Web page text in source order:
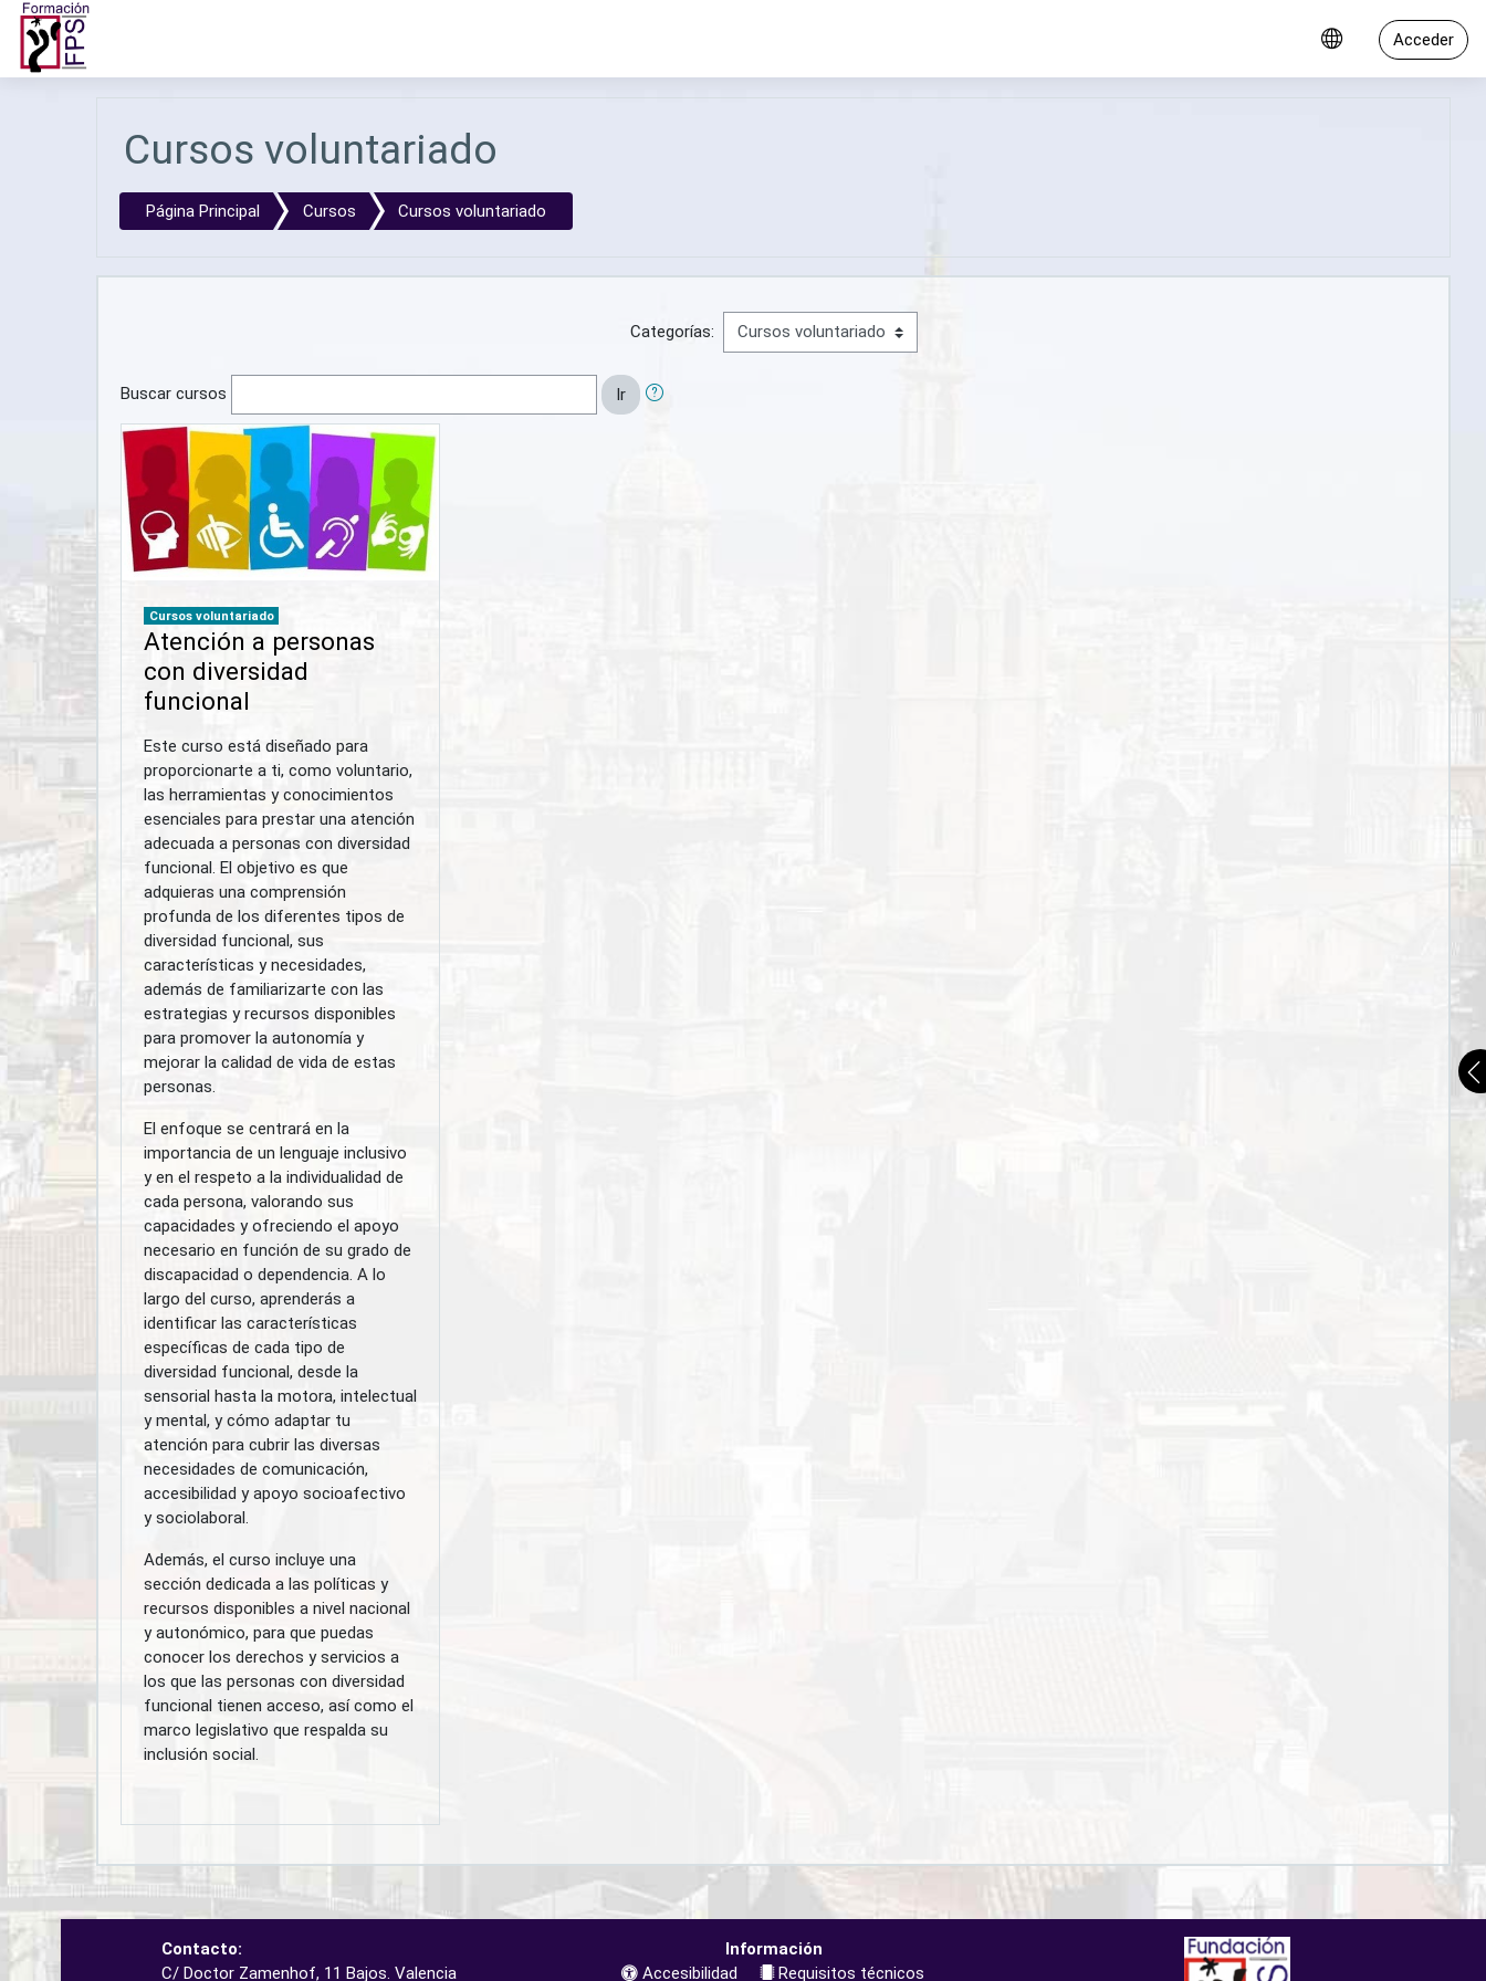
Acceder
Salta al contenido principal
Cursos voluntariado
Página Principal Cursos Cursos voluntariado
Categorías:
Buscar cursos Ir
Cursos voluntariado
Atención a personas
con diversidad
funcional
Este curso está diseñado para
proporcionarte a ti, como voluntario,
las herramientas y conocimientos
esenciales para prestar una atención
adecuada a personas con diversidad
funcional. El objetivo es que
adquieras una comprensión
profunda de los diferentes tipos de
diversidad funcional, sus
características y necesidades,
además de familiarizarte con las
estrategias y recursos disponibles
para promover la autonomía y
mejorar la calidad de vida de estas
personas.
El enfoque se centrará en la
importancia de un lenguaje inclusivo
y en el respeto a la individualidad de
cada persona, valorando sus
capacidades y ofreciendo el apoyo
necesario en función de su grado de
discapacidad o dependencia. A lo
largo del curso, aprenderás a
identificar las características
específicas de cada tipo de
diversidad funcional, desde la
sensorial hasta la motora, intelectual
y mental, y cómo adaptar tu
atención para cubrir las diversas
necesidades de comunicación,
accesibilidad y apoyo socioafectivo
y sociolaboral.
Además, el curso incluye una
sección dedicada a las políticas y
recursos disponibles a nivel nacional
y autonómico, para que puedas
conocer los derechos y servicios a
los que las personas con diversidad
funcional tienen acceso, así como el
marco legislativo que respalda su
inclusión social.
Contacto:
C/ Doctor Zamenhof, 11 Bajos. Valencia
Información
Accesibilidad
Requisitos técnicos